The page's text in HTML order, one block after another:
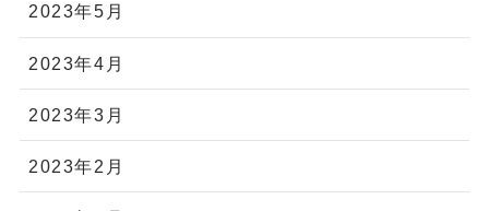
2023年5月
2023年4月
2023年3月
2023年2月